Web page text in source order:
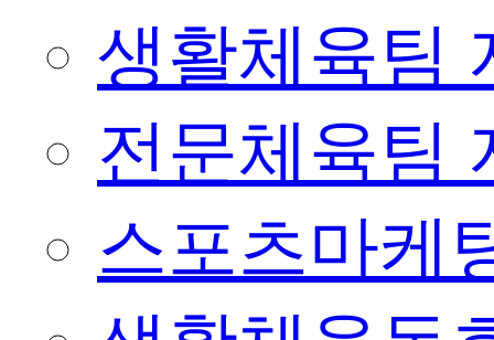
생활체육팀
전문체육팀
스포츠마케